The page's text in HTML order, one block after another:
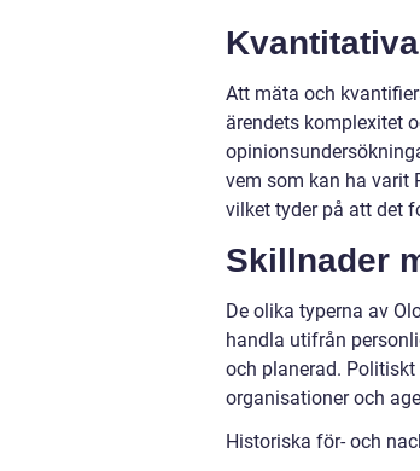
Att mäta och
ärendets komplexitet
vem som kan ha varit
vilket tyder på att det
Skillnader
De olika typerna av
handla utifrån
och planerad.
organisationer och
Historiska för- och